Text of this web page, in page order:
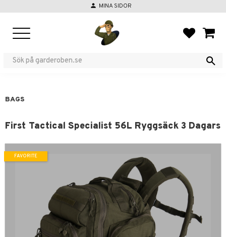
person MINA SIDOR
BAGS
First Tactical Specialist 56L Ryggsäck 3 Dagars
FAVORITE